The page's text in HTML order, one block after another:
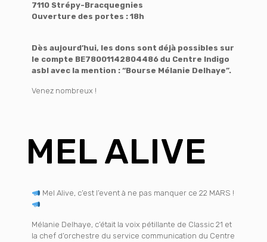
7110 Strépy-Bracquegnies
Ouverture des portes : 18h
Dès aujourd’hui, les dons sont déjà possibles sur
le compte BE78001142804486 du Centre Indigo
asbl avec la mention : “Bourse Mélanie Delhaye”.
Venez nombreux !
MEL ALIVE
Mel Alive, c’est l’event à ne pas manquer ce 22 MARS !
Mélanie Delhaye, c’était la voix pétillante de Classic 21 et
la chef d’orchestre du service communication du Centre